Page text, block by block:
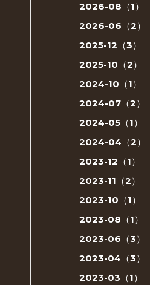
2026-08（1）
2026-06（2）
2025-12（3）
2025-10（2）
2024-10（1）
2024-07（2）
2024-05（1）
2024-04（2）
2023-12（1）
2023-11（2）
2023-10（1）
2023-08（1）
2023-06（3）
2023-04（3）
2023-03（1）